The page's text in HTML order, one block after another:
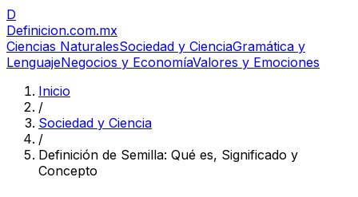
D
Definicion.com.mx
Ciencias NaturalesSociedad y CienciaGramática y
LenguajeNegocios y EconomíaValores y Emociones
Inicio
/
Sociedad y Ciencia
/
Definición de Semilla: Qué es, Significado y
Concepto